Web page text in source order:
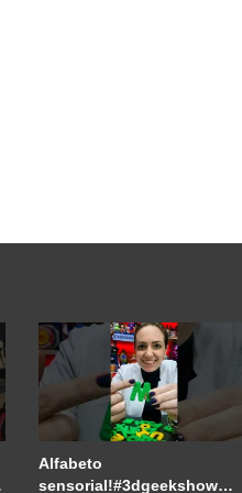
Alfabeto
sensorial!#3dgeekshow